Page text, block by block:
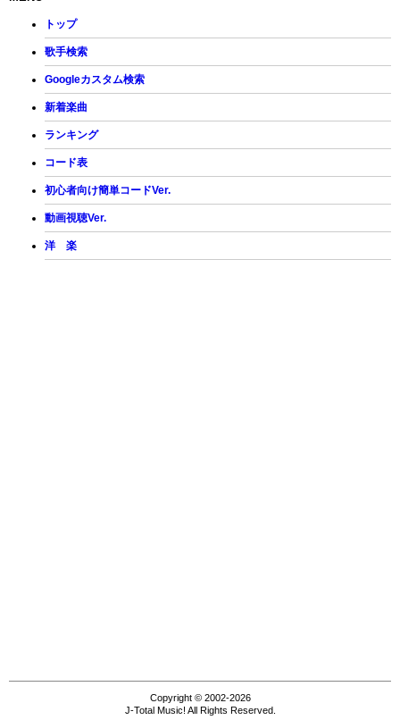
トップ
歌手検索
Googleカスタム検索
新着楽曲
ランキング
コード表
初心者向け簡単コードVer.
動画視聴Ver.
洋 楽
Copyright © 2002-2026
J-Total Music! All Rights Reserved.